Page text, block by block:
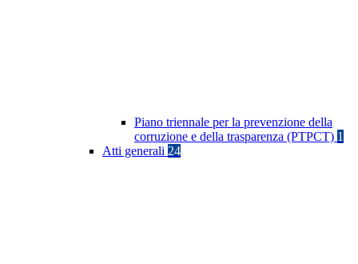
Piano triennale per la prevenzione della
corruzione e della trasparenza (PTPCT) 1
Atti generali 24